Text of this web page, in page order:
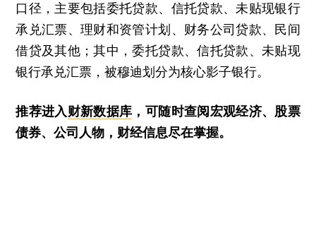
口径，主要包括委托贷款、信托贷款、未贴现银行
承兑汇票、理财和资管计划、财务公司贷款、民间
借贷及其他；其中，委托贷款、信托贷款、未贴现
银行承兑汇票，被穆迪划分为核心影子银行。
推荐进入 财新数据库 ，可随时查阅宏观经济、股票
债券、公司人物，财经信息尽在掌握。